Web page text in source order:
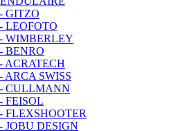
GITZO
LEOFOTO
WIMBERLEY
BENRO
ACRATECH
ARCA SWISS
- CULLMANN
FEISOL
FLEXSHOOTER
JOBU DESIGN